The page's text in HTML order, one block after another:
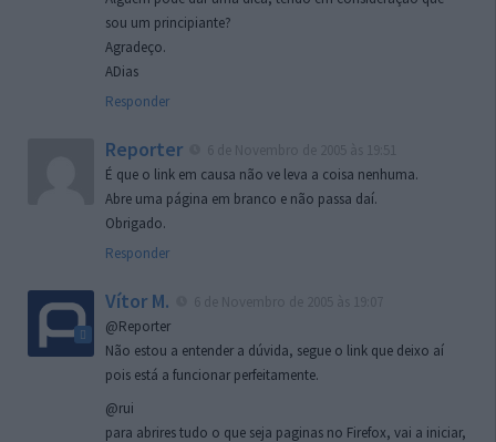
sou um principiante?
Agradeço.
ADias
Responder
Reporter
É que o link em causa não ve leva a coisa nenhuma.
Abre uma página em branco e não passa daí.
Obrigado.
Responder
Vítor M.
@Reporter
Não estou a entender a dúvida, segue o link que deixo aí
pois está a funcionar perfeitamente.
@rui
para abrires tudo o que seja paginas no Firefox, vai a iniciar,